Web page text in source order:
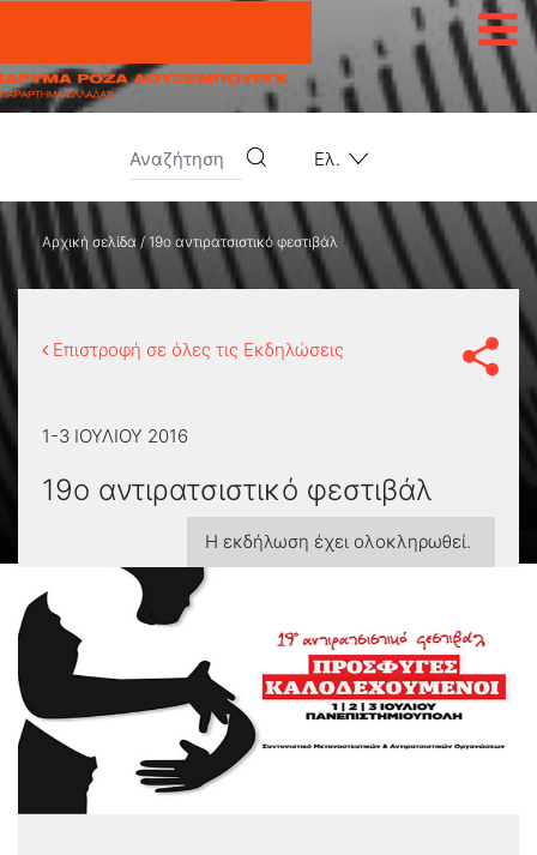
Ελ.
Αρχική σελίδα /19ο αντιρατσιστικό φεστιβάλ
Επιστροφή σε όλες τις Εκδηλώσεις
1-3 ΙΟΥΛΊΟΥ 2016
19ο αντιρατσιστικό φεστιβάλ
Η εκδήλωση έχει ολοκληρωθεί.